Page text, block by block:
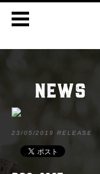
NEWS
23/05/2019 RELEASE